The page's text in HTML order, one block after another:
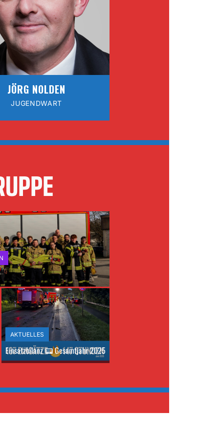
JÖRG NOLDEN
JUGENDWART
AKTUELLES
Einsatzbilanz 📟 Gesamtjahr 2025